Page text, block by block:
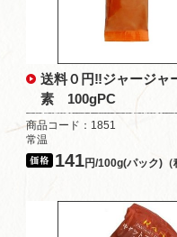
送料０円‼ジャージャ
素 100gPC
商品コード：1851
常温
141円/100g(パック)（